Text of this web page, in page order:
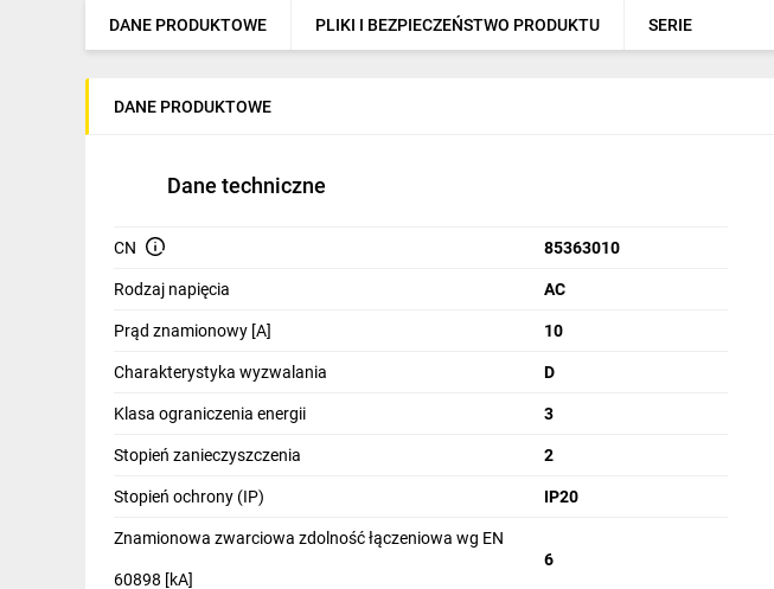
Elektronarzędzia i mierniki
Dom i ogród
Odzież ochronna i BHP
Inne
Budowa i Remont
Elektronika
DANE PRODUKTOWE PLIKI I BEZPIECZEŃSTWO PRODUKTU SERIE
DANE PRODUKTOWE
Dane techniczne
CN 85363010
Rodzaj napięcia AC
Prąd znamionowy [A] 10
Charakterystyka wyzwalania D
Klasa ograniczenia energii 3
Stopień zanieczyszczenia 2
Stopień ochrony (IP) IP20
Znamionowa zwarciowa zdolność łączeniowa wg EN
60898 [kA]
6